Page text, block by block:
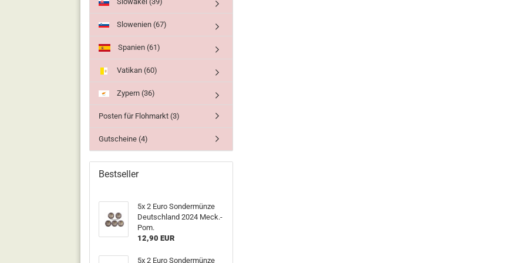
Slowenien (67)
Spanien (61)
Vatikan (60)
Zypern (36)
Posten für Flohmarkt (3)
Gutscheine (4)
Bestseller
5x 2 Euro Sondermünze
Deutschland 2024 Meck.-
Pom.
12,90 EUR
5x 2 Euro Sondermünze